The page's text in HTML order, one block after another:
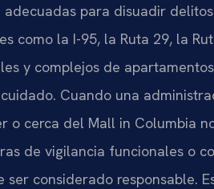
para disuadir
como la I-95, la Ruta 29, la
y complejos de
Cuando una
o cerca del Mall in Columbia
de vigilancia funcionales o
considerado responsable.